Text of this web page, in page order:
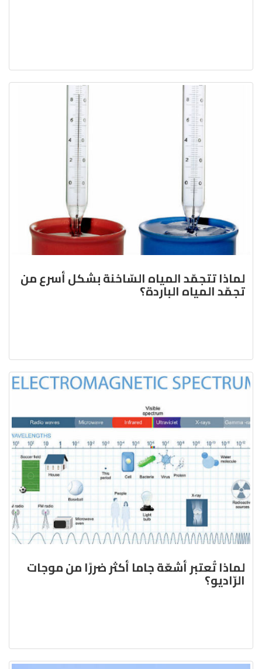
لماذا تتجمّد المياه السّاخنة بشكل أسرع من
تجمّد المياه الباردة؟
لماذا تُعتبر أشعّة جاما أكثر ضررًا من موجات
الرّاديو؟